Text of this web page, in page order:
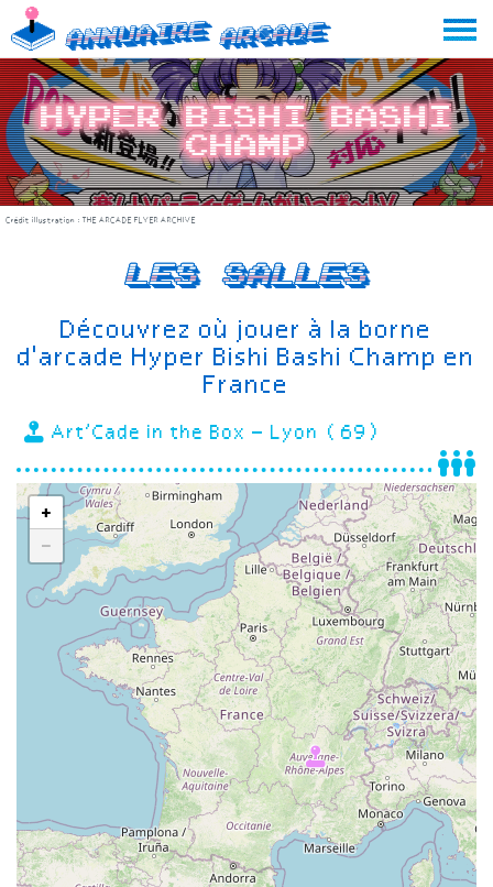
Skip
to
content
Annuaire Arcade
Crédit illustration : THE ARCADE FLYER ARCHIVE
Hyper Bishi Bashi
Champ
Les salles
Découvrez où jouer à la borne
d'arcade Hyper Bishi Bashi Champ en
France
Art’Cade in the Box – Lyon (69)
+
−